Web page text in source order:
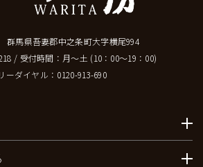
群馬県吾妻郡中之条町大字横尾994
/ 受付時間：月～土 (10：00～19：00)
ーダイヤル： 0120-913-690